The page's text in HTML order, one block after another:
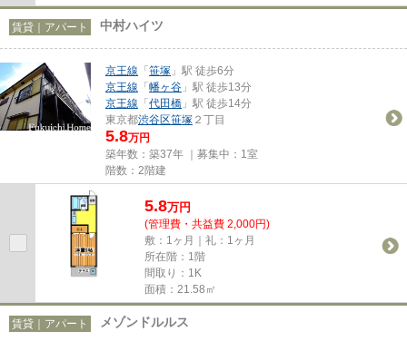
賃貸｜アパート 中村ハイツ
京王線 「笹塚 」駅 徒歩6分
京王線 「幡ヶ谷 」駅 徒歩13分
京王線 「代田橋 」駅 徒歩14分
東京都渋谷区笹塚 ２丁目
5.8万円
築年数：築37年 ｜募集中： 1室
階数：2階建
5.8万円
(管理費・共益費 2,000円)
敷：1ヶ月｜礼：1ヶ月
所在階：1階
間取り：1K
面積：21.58㎡
賃貸｜アパート メゾンドルルス